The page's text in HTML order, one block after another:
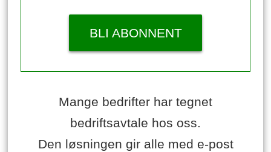
BLI ABONNENT
Mange bedrifter har tegnet
bedriftsavtale hos oss.
Den løsningen gir alle med e-post